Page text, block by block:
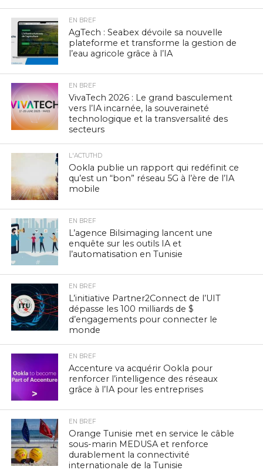
EN BREF
AgTech : Seabex dévoile sa nouvelle
plateforme et transforme la gestion de
l’eau agricole grâce à l’IA
EN BREF
VivaTech 2026 : Le grand basculement
vers l’IA incarnée, la souveraineté
technologique et la transversalité des
secteurs
L'ACTUTHD
Ookla publie un rapport qui redéfinit ce
qu’est un “bon” réseau 5G à l’ère de l’IA
mobile
EN BREF
L’agence Bilsimaging lancent une
enquête sur les outils IA et
l’automatisation en Tunisie
EN BREF
L’initiative Partner2Connect de l’UIT
dépasse les 100 milliards de $
d’engagements pour connecter le
monde
EN BREF
Accenture va acquérir Ookla pour
renforcer l’intelligence des réseaux
grâce à l’IA pour les entreprises
EN BREF
Orange Tunisie met en service le câble
sous-marin MEDUSA et renforce
durablement la connectivité
internationale de la Tunisie